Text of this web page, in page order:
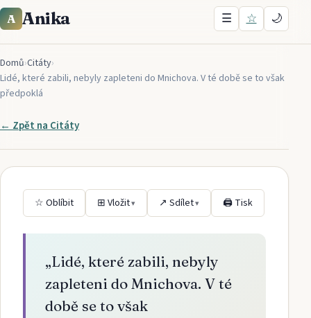
A Anika ☰ ☆ 🌙
Domů›Citáty›
Lidé, které zabili, nebyly zapleteni do Mnichova. V té době se to však
předpoklá
← Zpět na Citáty
☆ Oblíbit ⊞ Vložit▾ ↗ Sdílet▾ 🖨 Tisk
„Lidé, které zabili, nebyly
zapleteni do Mnichova. V té
době se to však